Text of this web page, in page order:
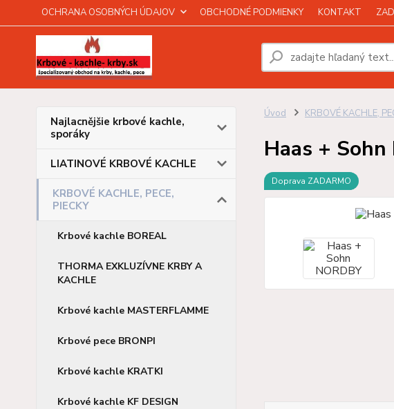
OCHRANA OSOBNÝCH ÚDAJOV OBCHODNÉ PODMIENKY KONTAKT
Najlacnějšie krbové kachle,
sporáky
LIATINOVÉ KRBOVÉ KACHLE
KRBOVÉ KACHLE, PECE,
PIECKY
Krbové kachle BOREAL
THORMA EXKLUZÍVNE KRBY A
KACHLE
Krbové kachle MASTERFLAMME
Krbové pece BRONPI
Krbové kachle KRATKI
Krbové kachle KF DESIGN
Úvod KRBOVÉ KACHLE,
Haas + Sohn
Doprava ZADARMO